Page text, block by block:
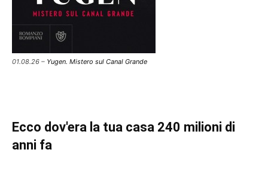
01.08.26 – Yugen. Mistero sul Canal Grande
Ecco dov'era la tua casa 240 milioni di
anni fa